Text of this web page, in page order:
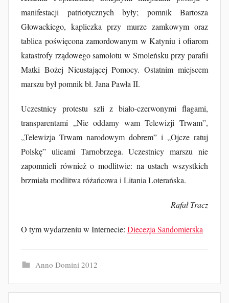
manifestacji patriotycznych były; pomnik Bartosza
Głowackiego, kapliczka przy murze zamkowym oraz
tablica poświęcona zamordowanym w Katyniu i ofiarom
katastrofy rządowego samolotu w Smoleńsku przy parafii
Matki Bożej Nieustającej Pomocy. Ostatnim miejscem
marszu był pomnik bł. Jana Pawła II.
Uczestnicy protestu szli z biało-czerwonymi flagami,
transparentami „Nie oddamy wam Telewizji Trwam”,
„Telewizja Trwam narodowym dobrem” i „Ojcze ratuj
Polskę” ulicami Tarnobrzega. Uczestnicy marszu nie
zapomnieli również o modlitwie: na ustach wszystkich
brzmiała modlitwa różańcowa i Litania Loterańska.
Rafał Tracz
O tym wydarzeniu w Internecie: Diecezja Sandomierska
Anno Domini 2012